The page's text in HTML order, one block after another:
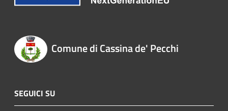
Comune di Cassina de' Pecchi
SEGUICI SU